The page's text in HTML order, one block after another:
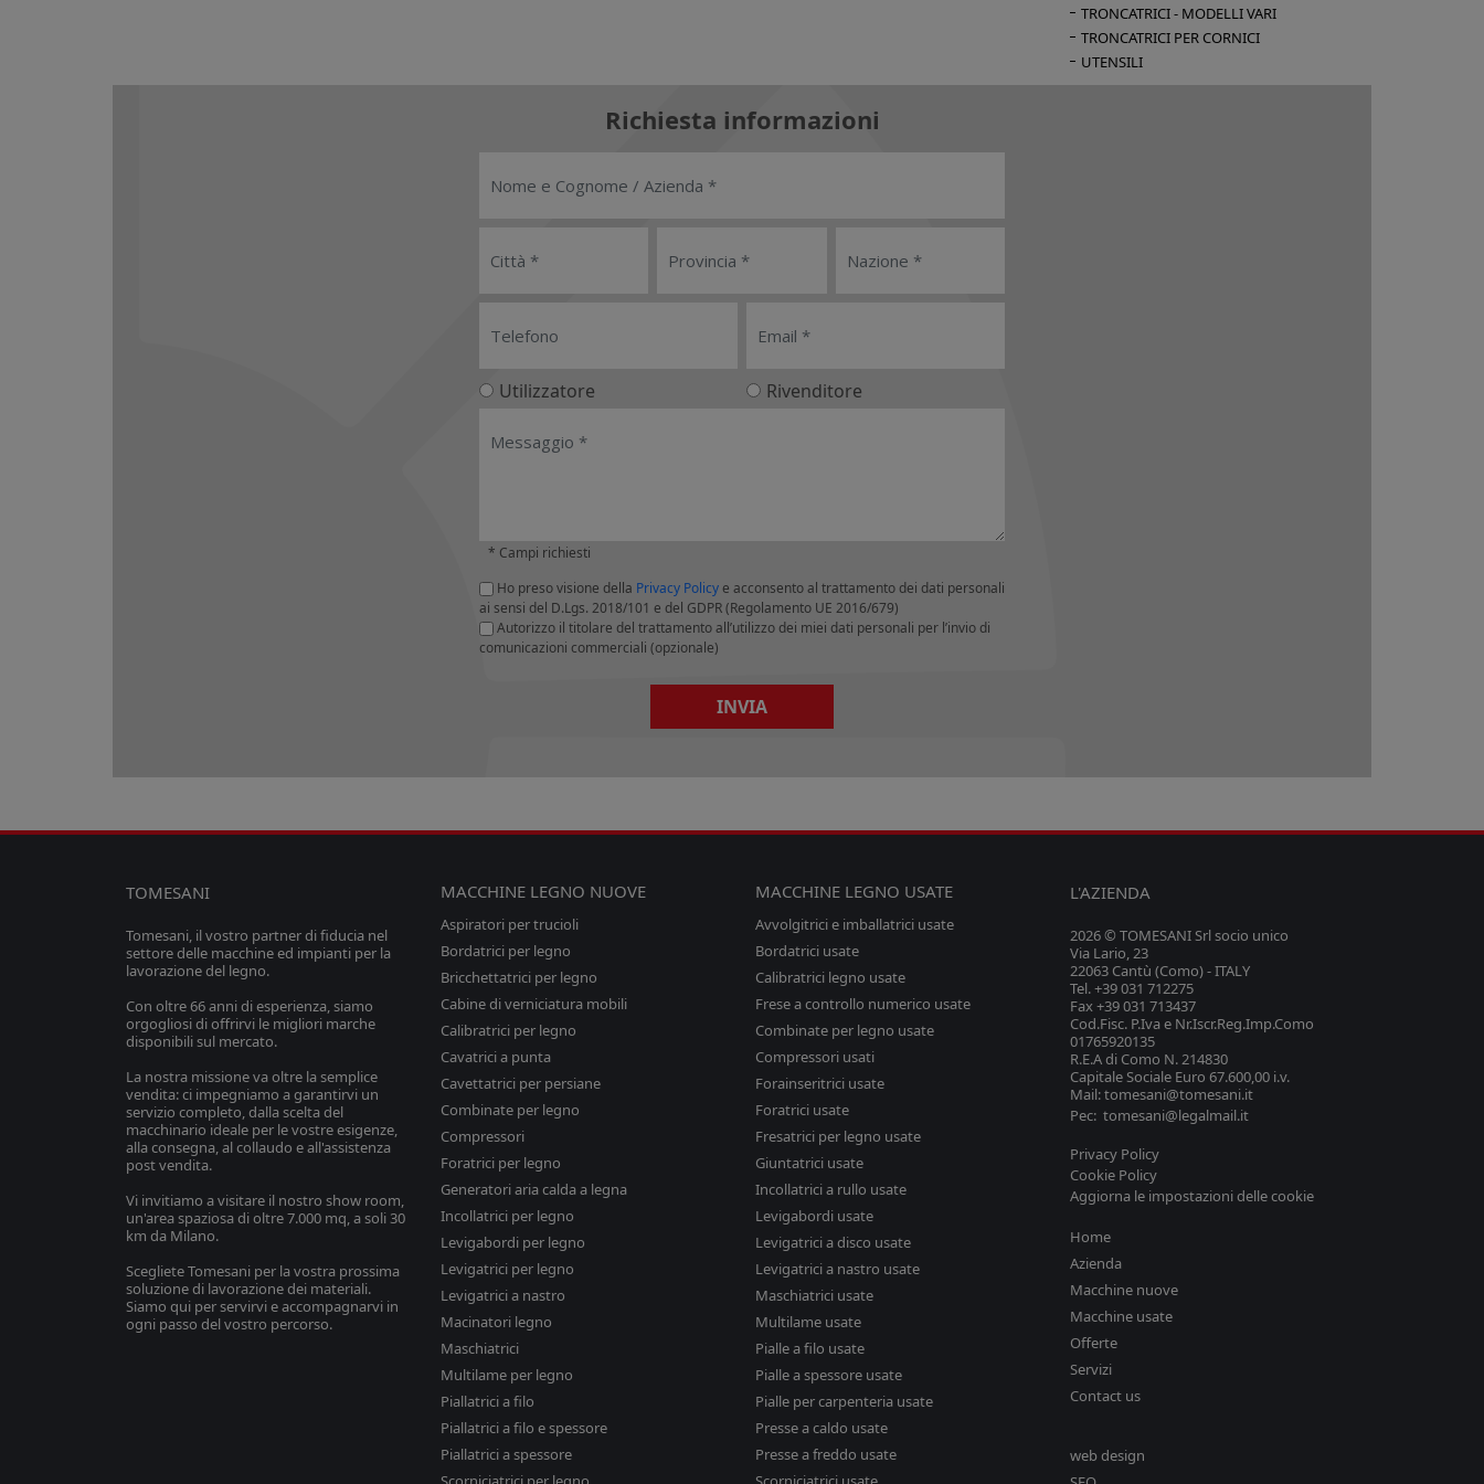
TRONCATRICI - MODELLI VARI
TRONCATRICI PER CORNICI
UTENSILI
Richiesta informazioni
Utilizzatore Rivenditore
* Campi richiesti
Ho preso visione della Privacy Policy e acconsento al trattamento dei dati personali
ai sensi del D.Lgs. 2018/101 e del GDPR (Regolamento UE 2016/679)
Autorizzo il titolare del trattamento all’utilizzo dei miei dati personali per l’invio di
comunicazioni commerciali (opzionale)
INVIA
TOMESANI
Tomesani, il vostro partner di fiducia nel
settore delle macchine ed impianti per la
lavorazione del legno.
Con oltre 66 anni di esperienza, siamo
orgogliosi di offrirvi le migliori marche
disponibili sul mercato.
La nostra missione va oltre la semplice
vendita: ci impegniamo a garantirvi un
servizio completo, dalla scelta del
macchinario ideale per le vostre esigenze,
alla consegna, al collaudo e all'assistenza
post vendita.
Vi invitiamo a visitare il nostro show room,
un'area spaziosa di oltre 7.000 mq, a soli 30
km da Milano.
Scegliete Tomesani per la vostra prossima
soluzione di lavorazione dei materiali.
Siamo qui per servirvi e accompagnarvi in
ogni passo del vostro percorso.
MACCHINE LEGNO NUOVE
Aspiratori per trucioli
Bordatrici per legno
Bricchettatrici per legno
Cabine di verniciatura mobili
Calibratrici per legno
Cavatrici a punta
Cavettatrici per persiane
Combinate per legno
Compressori
Foratrici per legno
Generatori aria calda a legna
Incollatrici per legno
Levigabordi per legno
Levigatrici per legno
Levigatrici a nastro
Macinatori legno
Maschiatrici
Multilame per legno
Piallatrici a filo
Piallatrici a filo e spessore
Piallatrici a spessore
MACCHINE LEGNO USATE
Avvolgitrici e imballatrici usate
Bordatrici usate
Calibratrici legno usate
Frese a controllo numerico usate
Combinate per legno usate
Compressori usati
Forainseritrici usate
Foratrici usate
Fresatrici per legno usate
Giuntatrici usate
Incollatrici a rullo usate
Levigabordi usate
Levigatrici a disco usate
Levigatrici a nastro usate
Maschiatrici usate
Multilame usate
Pialle a filo usate
Pialle a spessore usate
Pialle per carpenteria usate
Presse a caldo usate
Presse a freddo usate
L'AZIENDA
2026 © TOMESANI Srl socio unico
Via Lario, 23
22063 Cantù (Como) - ITALY
Tel. +39 031 712275
Fax +39 031 713437
Cod.Fisc. P.Iva e Nr.Iscr.Reg.Imp.Como
01765920135
R.E.A di Como N. 214830
Capitale Sociale Euro 67.600,00 i.v.
Mail: tomesani@tomesani.it
Pec: tomesani@legalmail.it
Privacy Policy
Cookie Policy
Aggiorna le impostazioni delle cookie
Home
Azienda
Macchine nuove
Macchine usate
Offerte
Servizi
Contact us
web design